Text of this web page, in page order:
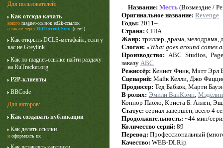
Для пользователей:
Как отсюда качать
много magnet-ссылок ed2k-ссылок
а также через BitTorrent Sync (new!)
Как открыть DCLS-метафайл, если у
вас не Greylink
Как по magnet-ссылке найти раздачу
на RuTracker.org
P2P-клиенты
BBCode
Для авторов:
Как создавать публикации
Как делать ссылки
и оформлять их
Карточный домик
3 сезон
Название: Месть (Возмездие /
Оригинальное название: Revenge
Годы: 2011–…
Страна: США
Жанр: триллер, драма, мелодрама,
Слоган: «What goes around comes
Производство: ABC Studios,
заказу ABC
Режиссёр: Кеннет Финк, Мэтт Эрл
Сценарий: Майк Келли, Джо
Продюсер: Тед Бабкок, Марти
В ролях: Эмили ВанКэмп
Коннор Паоло, Криста Б. Аллен,
Статус: сериал завершён, всего 4
Продолжительность: ~44 мин/
Количество серий: 89
Перевод: Профессиональный
Качество: WEB-DLRip